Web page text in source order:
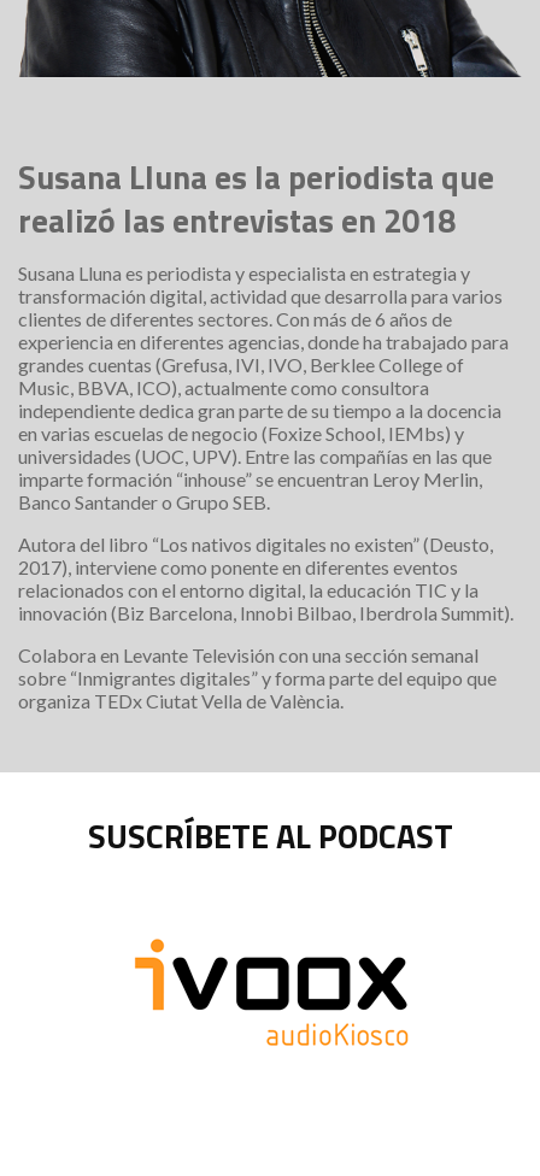
Susana Lluna es la periodista que
realizó las entrevistas en 2018
Susana Lluna es periodista y especialista en estrategia y
transformación digital, actividad que desarrolla para varios
clientes de diferentes sectores. Con más de 6 años de
experiencia en diferentes agencias, donde ha trabajado para
grandes cuentas (Grefusa, IVI, IVO, Berklee College of
Music, BBVA, ICO), actualmente como consultora
independiente dedica gran parte de su tiempo a la docencia
en varias escuelas de negocio (Foxize School, IEMbs) y
universidades (UOC, UPV). Entre las compañías en las que
imparte formación “inhouse” se encuentran Leroy Merlin,
Banco Santander o Grupo SEB.
Autora del libro “Los nativos digitales no existen” (Deusto,
2017), interviene como ponente en diferentes eventos
relacionados con el entorno digital, la educación TIC y la
innovación (Biz Barcelona, Innobi Bilbao, Iberdrola Summit).
Colabora en Levante Televisión con una sección semanal
sobre “Inmigrantes digitales” y forma parte del equipo que
organiza TEDx Ciutat Vella de València.
SUSCRÍBETE AL PODCAST